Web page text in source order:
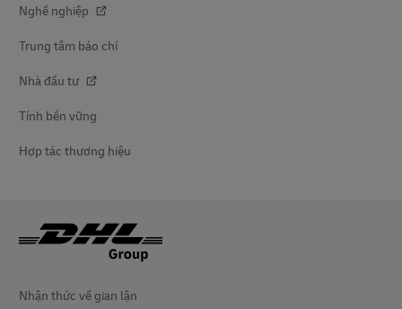
Nghề nghiệp
Trung tâm báo chí
Nhà đầu tư
Tính bền vững
Hợp tác thương hiệu
Nhận thức về gian lận